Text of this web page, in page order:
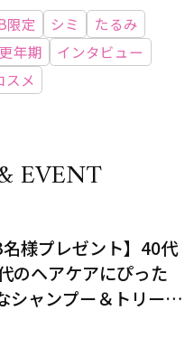
限定 シミ
たるみ
更年期
インタビュー
スメ
EVENT
名様プレゼント】40代
のヘアケアにぴった
シャンプー＆トリート